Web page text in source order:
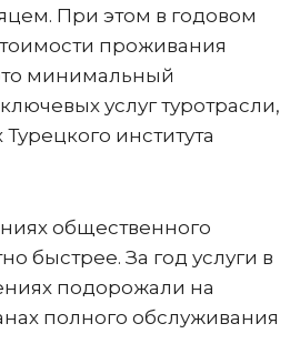
При этом в годовом
проживания
минимальный
услуг туротрасли,
института
общественного
быстрее. За год услуги в
подорожали на
полного обслуживания